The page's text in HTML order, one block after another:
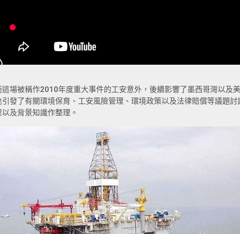
這場被稱作2010年度重大事件的工安意外，後續影響了墨西哥灣以及
引發了有關環境保育、工安風險管理、環境政策以及法律賠償等議題
以及背景知識作整理。